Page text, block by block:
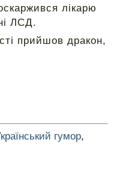
лікарю
ЛСД.
прийшов дракон,
гумор,